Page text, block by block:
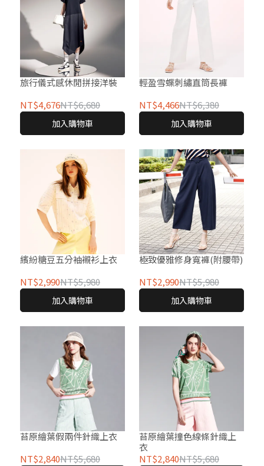
旅行儀式感休閒拼接洋裝
NT$4,676NT$6,680
加入購物車
輕盈雪蝶刺繡直筒長褲
NT$4,466NT$6,380
加入購物車
繽紛糖豆五分袖襯衫上衣
NT$2,990NT$5,980
加入購物車
極致優雅修身寬褲(附腰帶)
NT$2,990NT$5,980
加入購物車
苔原繪葉假兩件針織上衣
NT$2,840NT$5,680
苔原繪葉撞色線條針織上
衣
NT$2,840NT$5,680